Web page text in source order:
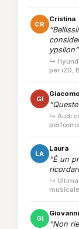
CR
Cristina
ypsilon”
↳
per i20,
GI
Giacomo
↳ Audi
LA
Laura ·
“È un
↳ Ultima
GI
Giovanni
“Non